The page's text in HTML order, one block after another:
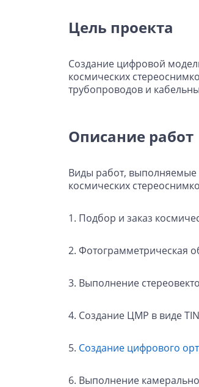
Цель проекта
Создание цифровой
космических
трубопроводов и
Описание работ
Виды работ, выполняемые
космических
1. Подбор и заказ
2. Фотограмметрическая
3. Выполнение
4. Создание ЦМР в виде
5. Создание цифрового
6. Выполнение